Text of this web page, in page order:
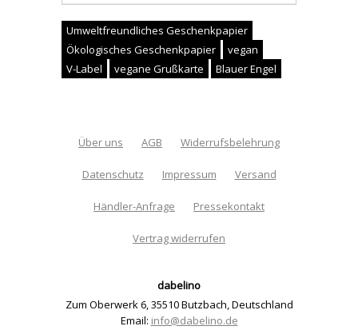
Umweltfreundliches Geschenkpapier
Ökologisches Geschenkpapier
vegan
V-Label
vegane Grußkarte Blauer Engel
Über uns AGB Widerrufsbelehrung
Datenschutz Impressum Versand
Händler-Anfrage Pressekontakt
Vertrag widerrufen
dabelino
Zum Oberwerk 6,35510 Butzbach,Deutschland
Email: info@dabelino.de